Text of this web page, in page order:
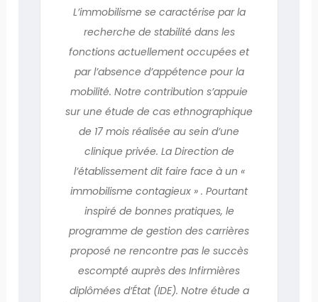
L’immobilisme se caractérise par la
recherche de stabilité dans les
fonctions actuellement occupées et
par l’absence d’appétence pour la
mobilité. Notre contribution s’appuie
sur une étude de cas ethnographique
de 17 mois réalisée au sein d’une
clinique privée. La Direction de
l’établissement dit faire face à un «
immobilisme contagieux » . Pourtant
inspiré de bonnes pratiques, le
programme de gestion des carrières
proposé ne rencontre pas le succès
escompté auprès des Infirmières
diplômées d’État (IDE). Notre étude a